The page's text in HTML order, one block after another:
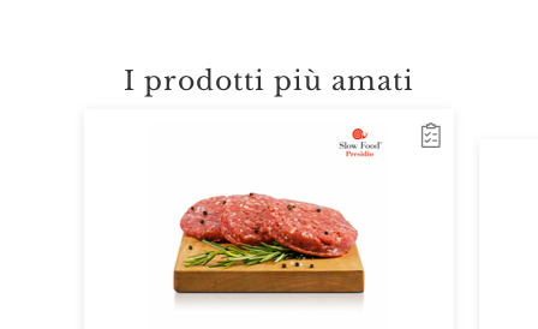
I prodotti più amati